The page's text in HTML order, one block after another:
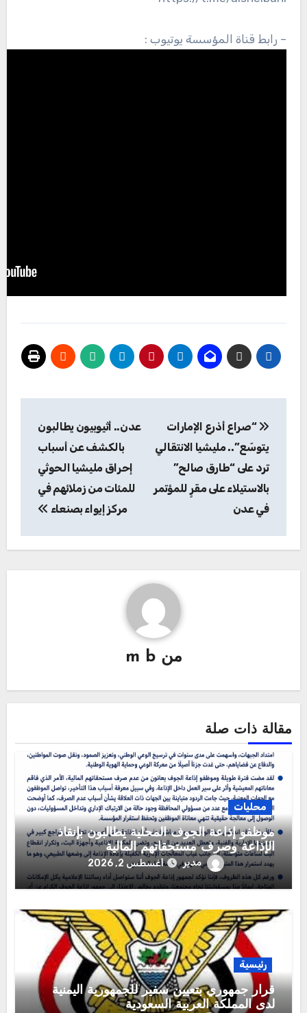
– رابط قناة المؤسسة يوتيوب :
المقالات
“صراع أذرع الإمارات
يتوسّع”.. مليشيا الانتقالي
ترد على “طارق صالح”
بالاستيلاء على مقرٍ للمؤتمر
في عدن
عدن.. أثيوبيون يطالبون
بالكشف عن أسباب
إحراق مليشيا الحوثي
للمئات من زملائهم في
مركز إيواء بصنعاء
منm b
مقالة ذات صلة
محليات
موظفو إذاعة الجوف المحلية يطالبون بإنقاذ
الإذاعة وصرف مستحقاتهم المالية
مدير أغسطس 2, 2026
رئيسية
قرار جمهوري بتعيين سفير للجمهورية اليمنية
لدى المملكة العربية السعودية